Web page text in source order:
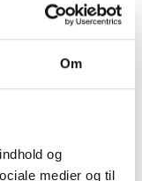
Om
og
medier og til
i hånd –
key account
og Omsorg i